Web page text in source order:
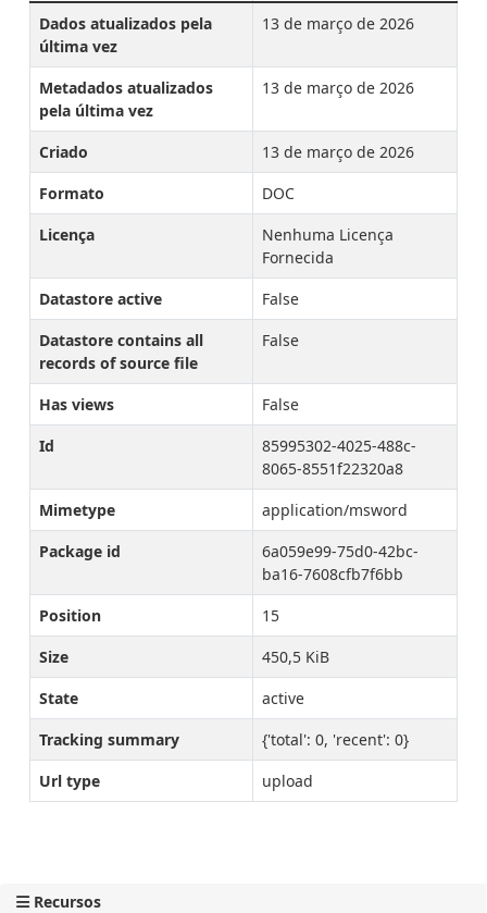
Recursos
Dados atualizados pela
última vez
13 de março de 2026
Metadados atualizados
pela última vez
13 de março de 2026
Criado
13 de março de 2026
Formato
DOC
Licença
Nenhuma Licença
Fornecida
Datastore active
False
Datastore contains all
records of source file
False
Has views
False
Id
85995302-4025-488c-
8065-8551f22320a8
Mimetype
application/msword
Package id
6a059e99-75d0-42bc-
ba16-7608cfb7f6bb
Position
15
Size
450,5 KiB
State
active
Tracking summary
{'total': 0, 'recent': 0}
Url type
upload